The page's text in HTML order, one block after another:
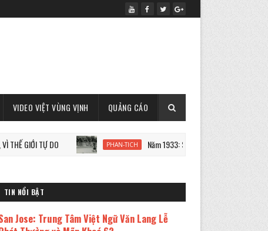
VIDEO VIỆT VÙNG VỊNH QUẢNG CÁO
DO PHAN-TICH Năm 1933: Staline tàn sát 7 triệu người Ukraine
TIN NỔI BẬT
Jose: Trung Tâm Việt Ngữ Văn Lang Lễ